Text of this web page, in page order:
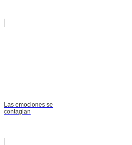
Las emociones se
contagian